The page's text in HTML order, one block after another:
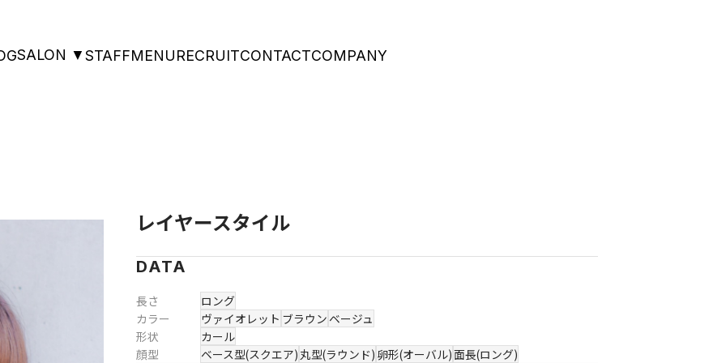
SALON ▼STAFFMENURECRUITCONTACTCOMPANY
レイヤースタイル
DATA
長さ
ロング
カラー
ヴァイオレット ブラウン ベージュ
形状
カール
顔型
ベース型(スクエア) 丸型(ラウンド) 卵形(オーバル)面長(ロング)